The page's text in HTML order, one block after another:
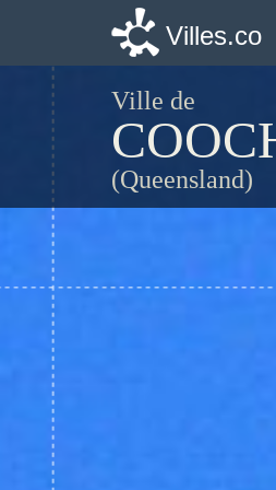
Villes.co
Ville de
(Queensland)
Villes.co